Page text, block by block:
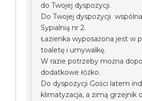
do Twojej dyspozycji.
Do Twojej dyspozycji
Sypialnią nr 2.
Łazienka wyposażona jest w
toaletę i umywalkę.
W razie potrzeby można
dodatkowe łóżko.
Do dyspozycji Gości latem
klimatyzacja, a zimą grzejnik